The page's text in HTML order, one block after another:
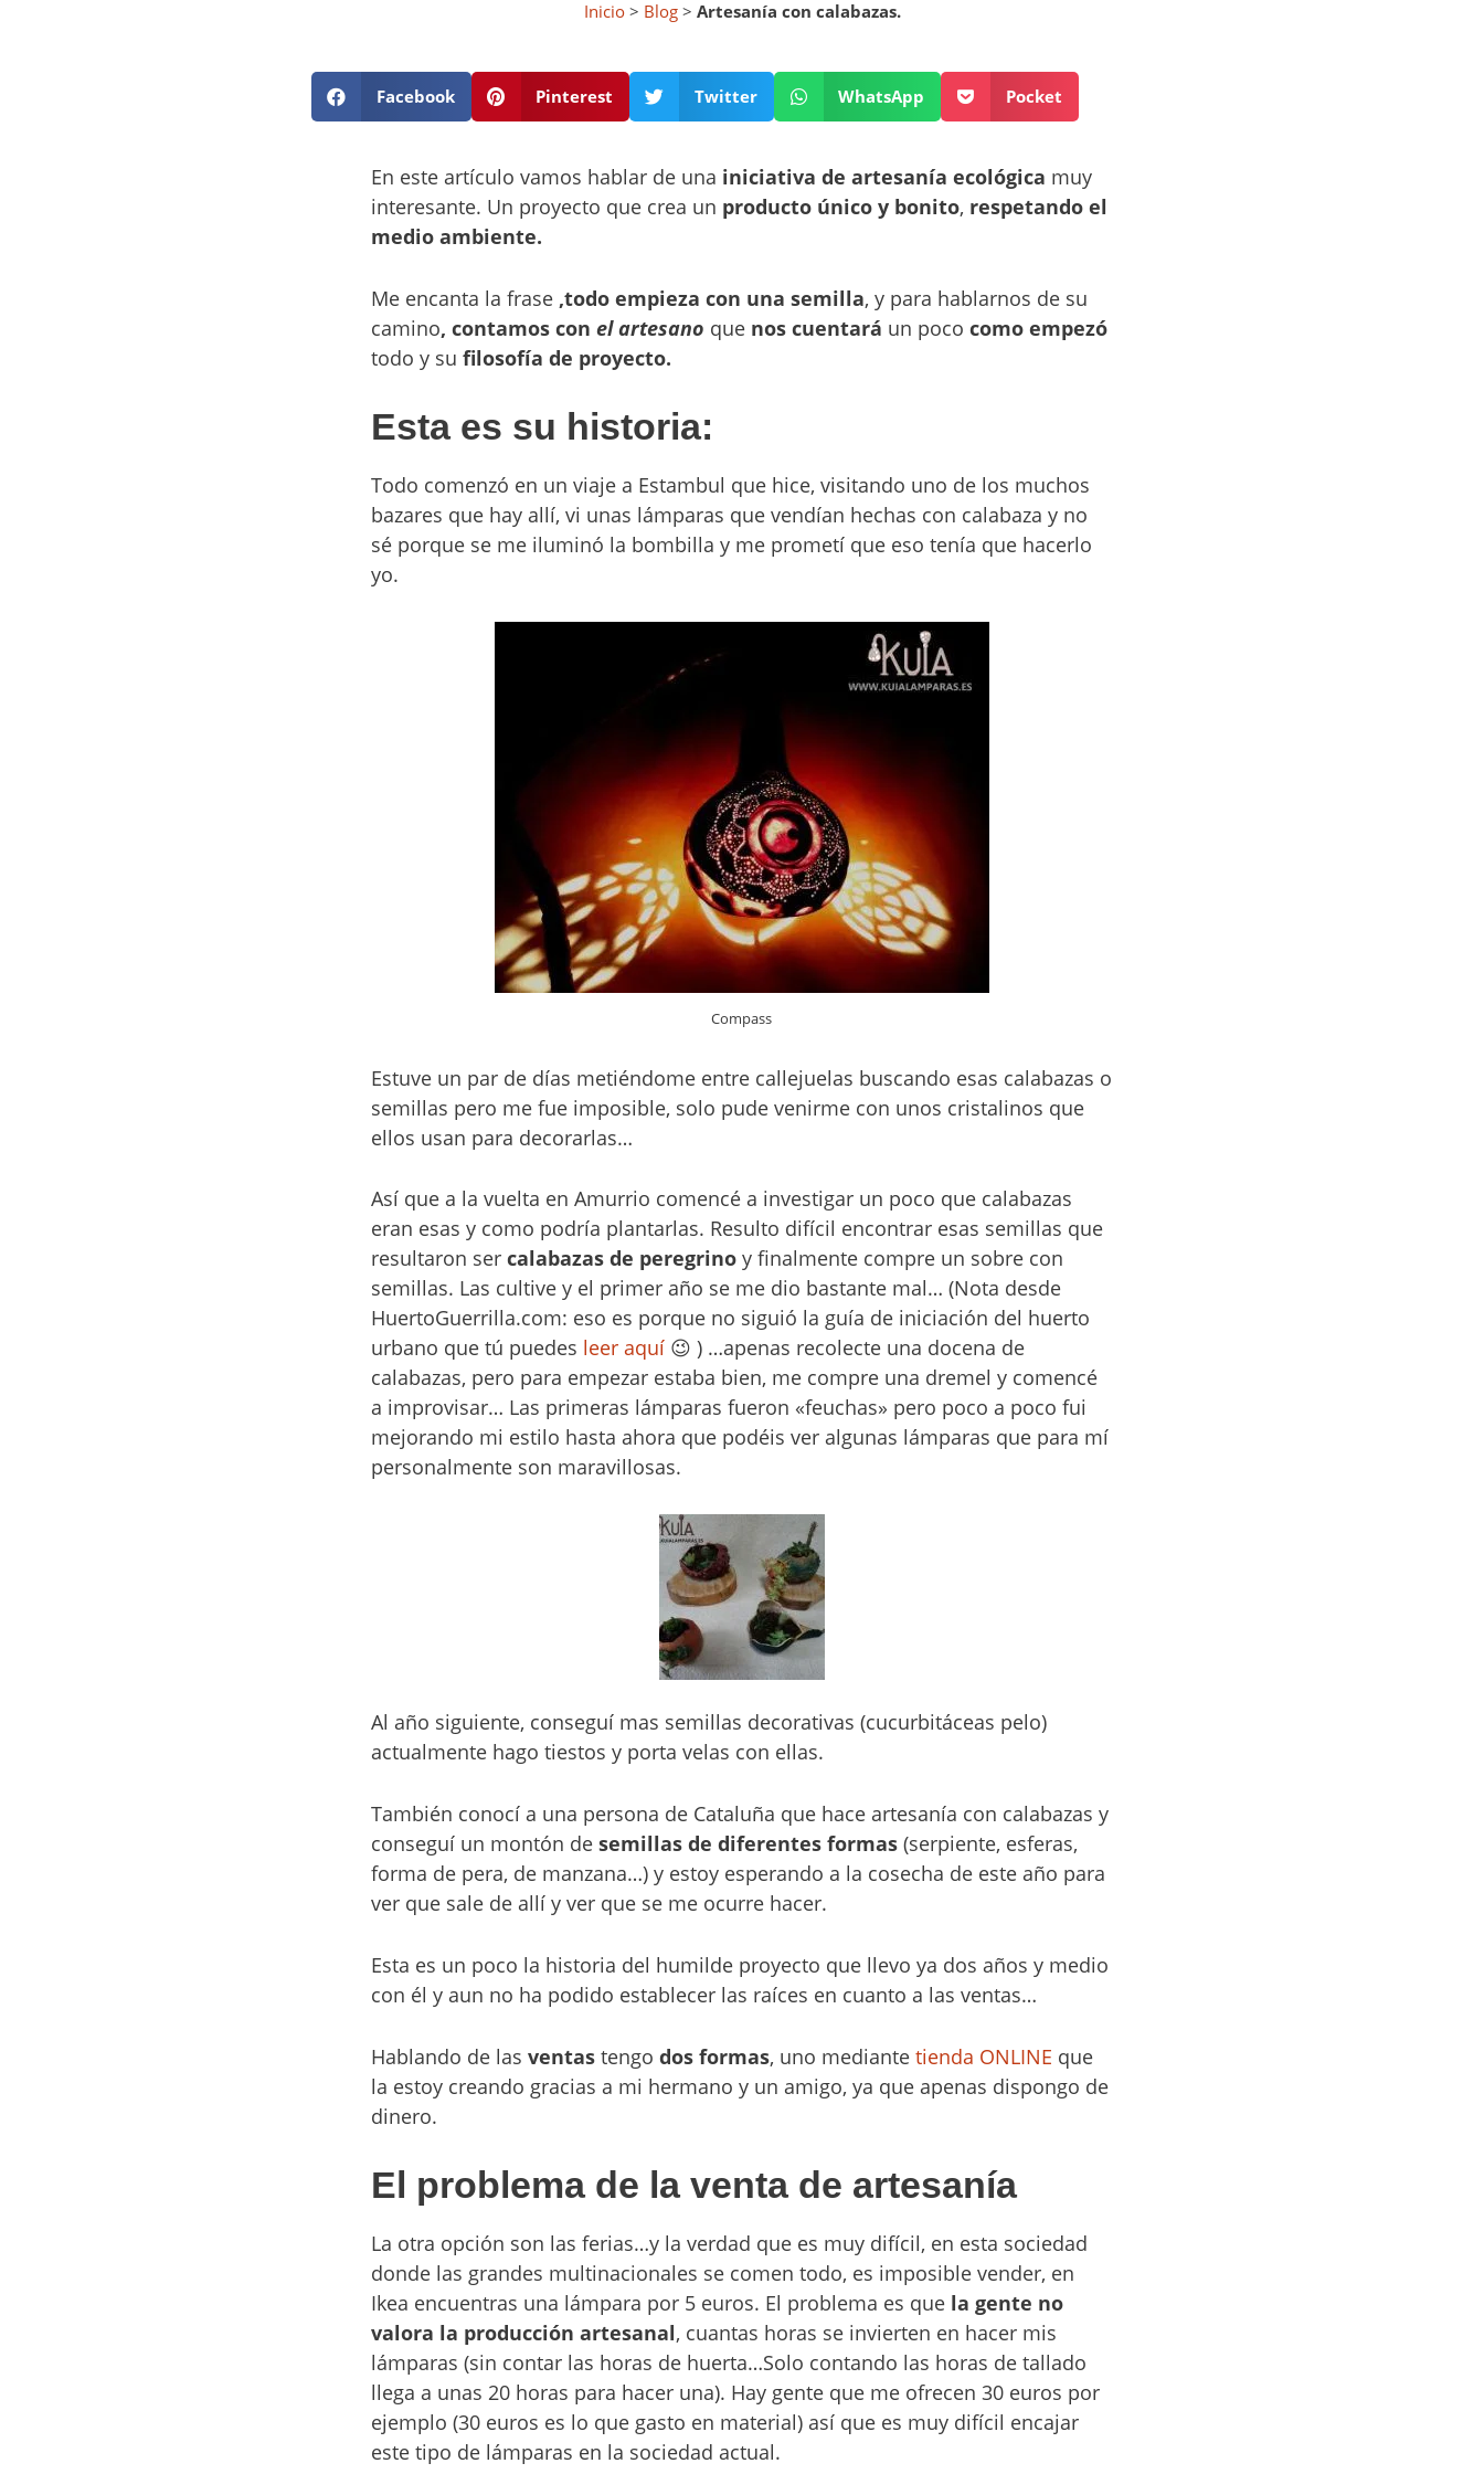
Inicio> Blog> Artesanía con calabazas.
Facebook Pinterest Twitter WhatsApp Pocket
En este artículo vamos hablar de una iniciativa de artesanía ecológica muy
interesante. Un proyecto que crea un producto único y bonito, respetando el
medio ambiente.
Me encanta la frase,todo empieza con una semilla, y para hablarnos de su
camino, contamos con el artesano quenos cuentará un poco como empezó
todo y su filosofía de proyecto.
Esta es su historia:
Todo comenzó en un viaje a Estambul que hice, visitando uno de los muchos
bazares que hay allí, vi unas lámparas que vendían hechas con calabaza y no
sé porque se me iluminó la bombilla y me prometí que eso tenía que hacerlo
yo.
Compass
Estuve un par de días metiéndome entre callejuelas buscando esas calabazas o
semillas pero me fue imposible, solo pude venirme con unos cristalinos que
ellos usan para decorarlas…
Así que a la vuelta en Amurrio comencé a investigar un poco que calabazas
eran esas y como podría plantarlas. Resulto difícil encontrar esas semillas que
resultaron sercalabazas de peregrinoy finalmente compre un sobre con
semillas. Las cultive y el primer año se me dio bastante mal… (Nota desde
HuertoGuerrilla.com: eso es porque no siguió la guía de iniciación del huerto
urbano que tú puedes leer aquí😉 ) …apenas recolecte una docena de
calabazas, pero para empezar estaba bien, me compre una dremel y comencé
a improvisar… Las primeras lámparas fueron «feuchas» pero poco a poco fui
mejorando mi estilo hasta ahora que podéis ver algunas lámparas que para mí
personalmente son maravillosas.
Al año siguiente, conseguí mas semillas decorativas (cucurbitáceas pelo)
actualmente hago tiestos y porta velas con ellas.
También conocí a una persona de Cataluña que hace artesanía con calabazas y
conseguí un montón de semillas de diferentes formas(serpiente, esferas,
forma de pera, de manzana…) y estoy esperando a la cosecha de este año para
ver que sale de allí y ver que se me ocurre hacer.
Esta es un poco la historia del humilde proyecto que llevo ya dos años y medio
con él y aun no ha podido establecer las raíces en cuanto a las ventas…
Hablando de las ventastengo dos formas, uno mediante tienda ONLINE que
la estoy creando gracias a mi hermano y un amigo, ya que apenas dispongo de
dinero.
El problema de la venta de artesanía
La otra opción son las ferias…y la verdad que es muy difícil, en esta sociedad
donde las grandes multinacionales se comen todo, es imposible vender, en
Ikea encuentras una lámpara por 5 euros. El problema es quela gente no
valora la producción artesanal, cuantas horas se invierten en hacer mis
lámparas (sin contar las horas de huerta…Solo contando las horas de tallado
llega a unas 20 horas para hacer una). Hay gente que me ofrecen 30 euros por
ejemplo (30 euros es lo que gasto en material) así que es muy difícil encajar
este tipo de lámparas en la sociedad actual.